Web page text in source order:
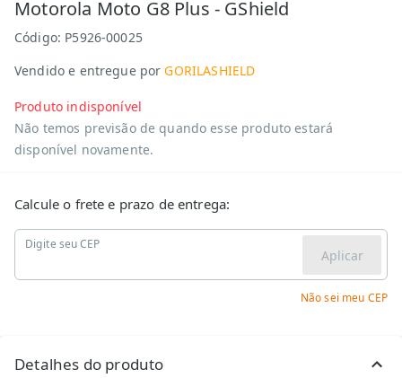
Motorola Moto G8 Plus - GShield
Código: P5926-00025
Vendido e entregue por GORILASHIELD
Produto indisponível
Não temos previsão de quando esse produto estará
disponível novamente.
Calcule o frete e prazo de entrega:
Digite seu CEP
Aplicar
Não sei meu CEP
Detalhes do produto